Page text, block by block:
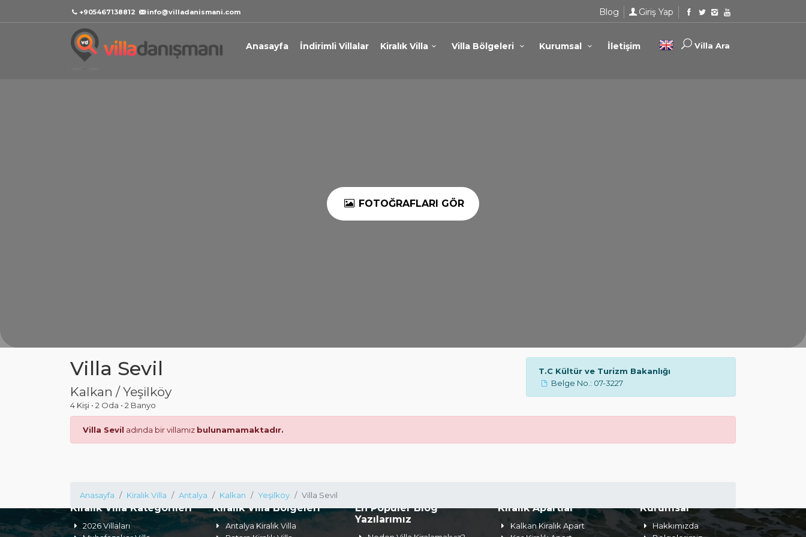
+905467138812 info@villadanismani.com Blog Giriş Yap
Anasayfa İndirimli Villalar Kiralık Villa Villa Bölgeleri Kurumsal İletişim Villa Ara
FOTOĞRAFLARI GÖR
Villa Sevil
Kalkan / Yeşilköy
4 Kişi • 2 Oda • 2 Banyo
T.C Kültür ve Turizm Bakanlığı
Belge No.: 07-3227
Villa Sevil adında bir villamız bulunamamaktadır.
Anasayfa Kiralık Villa Antalya Kalkan Yeşilköy Villa Sevil
Kiralık Villa Kategorileri
2026 Villaları
Kiralık Villa Bölgeleri
Antalya Kiralık Villa
En Popüler Blog
Yazılarımız
Kiralık Apartlar
Kalkan Kiralık Apart
Kurumsal
Hakkımızda